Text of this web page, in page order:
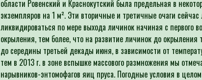
области Ровенский и Краснокутский была предельная в
экземпляров на 1 м². Эти вторичные и третичные очаги
ликвидироваться по мере выхода личинок начиная с первого
окрыления, тем более, что на развитие личинок до окрыления
до середины третьей декады июня, в зависимости от
тем в 2013 г. в зоне вспышке массового размножения мы
нарывников-энтомофагов яиц пруса. Погодные условия в